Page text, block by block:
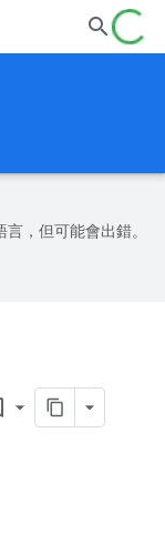
，但可能會出錯。